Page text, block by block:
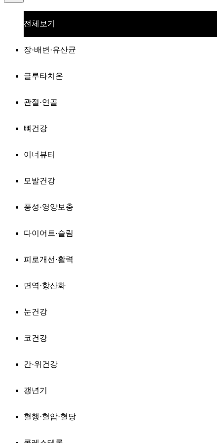
전체보기
장·배변·유산균
글루타치온
관절·연골
뼈건강
이너뷰티
모발건강
풍성·영양보충
다이어트·슬림
피로개선·활력
면역·항산화
눈건강
코건강
간·위건강
갱년기
혈행·혈압·혈당